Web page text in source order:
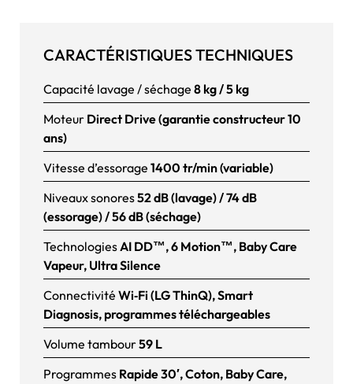
CARACTÉRISTIQUES TECHNIQUES
Capacité lavage / séchage 8 kg / 5 kg
Moteur Direct Drive (garantie constructeur 10
ans)
Vitesse d’essorage 1400 tr/min (variable)
Niveaux sonores52 dB (lavage) / 74 dB
(essorage) / 56 dB (séchage)
TechnologiesAI DD™, 6 Motion™, Baby Care
Vapeur, Ultra Silence
Connectivité Wi‑Fi (LG ThinQ), Smart
Diagnosis, programmes téléchargeables
Volume tambour59 L
Programmes Rapide 30′, Coton, Baby Care,